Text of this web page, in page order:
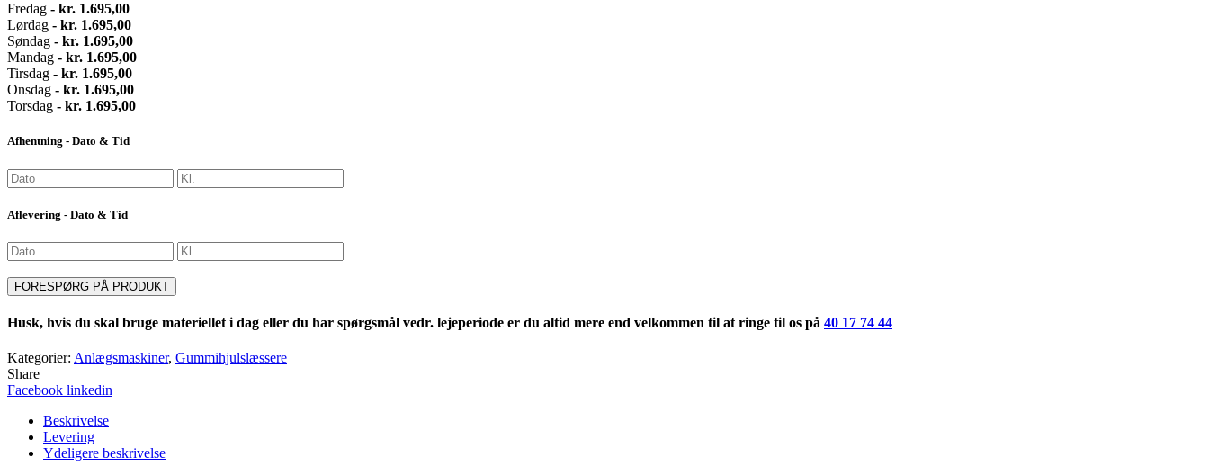
Fredag - kr. 1.695,00
Lørdag - kr. 1.695,00
Søndag - kr. 1.695,00
Mandag - kr. 1.695,00
Tirsdag - kr. 1.695,00
Onsdag - kr. 1.695,00
Torsdag - kr. 1.695,00
Afhentning - Dato & Tid
Aflevering - Dato & Tid
FORESPØRG PÅ PRODUKT
Husk, hvis du skal bruge materiellet i dag eller du har spørgsmål vedr. lejeperiode er du altid mere end velkommen til at ringe til os på 40 17 74 44
Kategorier: Anlægsmaskiner, Gummihjulslæssere
Share
Facebook linkedin
Beskrivelse
Levering
Ydeligere beskrivelse